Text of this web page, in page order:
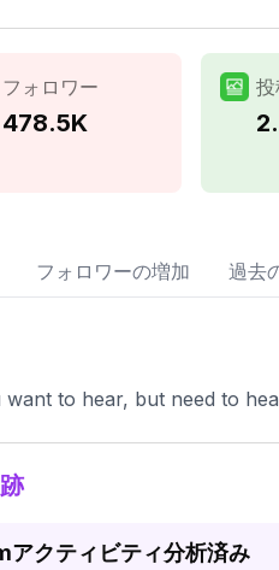
フォロワー
478.5K
フォロワーの増加 過去
to hear, but need to
クティビティ分析済み